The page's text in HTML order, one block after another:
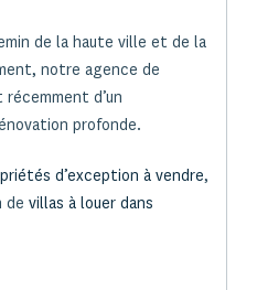
de la haute ville et de la
notre agence de
d’un
profonde.
d’exception à vendre,
de villas à louer dans